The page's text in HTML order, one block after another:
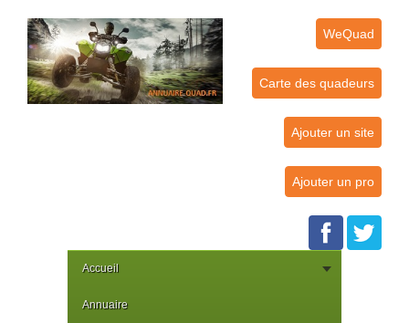
WeQuad
Carte des quadeurs
Ajouter un site
Ajouter un pro
Accueil
Annuaire